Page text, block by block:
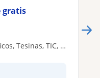
gratis
Aumentada, IA y Big Data